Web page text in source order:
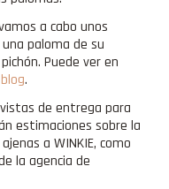
a cabo unos
paloma de su
Puede ver en
.
de entrega para
estimaciones sobre la
a WINKIE, como
la agencia de